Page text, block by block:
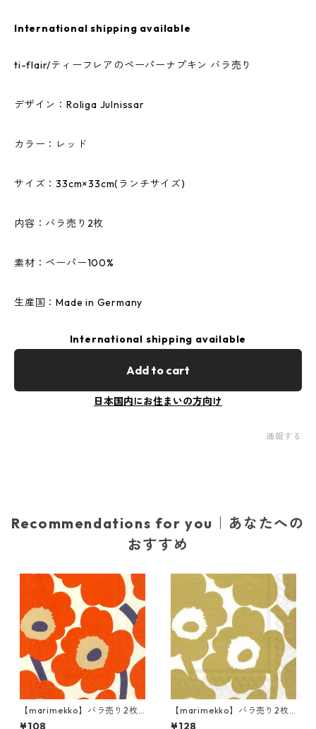
International shipping available
ti-flair/ティーフレアのペーパーナプキン バラ売り
デザイン：Roliga Julnissar
カラー：レッド
サイズ：33cm×33cm(ランチサイズ)
内容：バラ売り2枚
素材：ペーパー100%
生産国：Made in Germany
International shipping available
Add to cart
日本国内にお住まいの方向け
通報する
Recommendations for you｜あなたへの
おすすめ
【marimekko】バラ売り2枚
カクテルサイズ ペーパーナプ
¥108
【marimekko】バラ売り2枚
ランチサイズ ペーパーナプキ
¥128